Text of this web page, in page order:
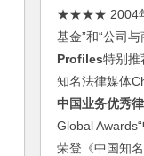
★★★★ 2004
基金”和“公司
Profiles特别推
知名法律媒体
中国业务优秀
Global Awards“
荣登《中国知